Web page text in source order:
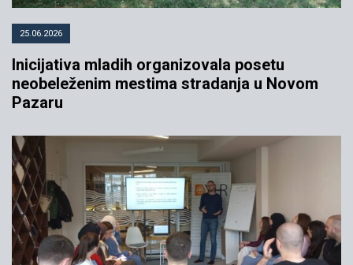
25.06.2026
Inicijativa mladih organizovala posetu
neobeleženim mestima stradanja u Novom
Pazaru